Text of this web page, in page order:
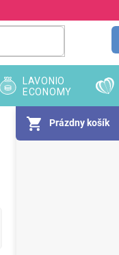
Prázdny košík
LAVONIO
ECONOMY